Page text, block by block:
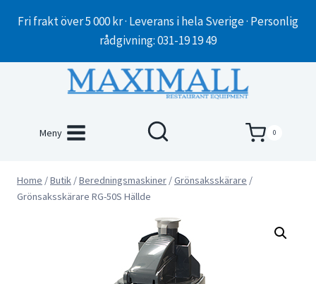
Fri frakt över 5 000 kr · Leverans i hela Sverige · Personlig
rådgivning: 031-19 19 49
Meny 0
Home /Butik /Beredningsmaskiner /Grönsaksskärare /
Grönsaksskärare RG-50S Hällde